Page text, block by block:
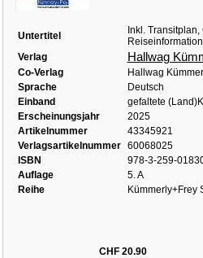
Untertitel
Inkl.
Verlag
Hallwag
Co-Verlag
Hallwag
Sprache
Deutsch
Einband
gefaltete
Erscheinungsjahr
2025
Artikelnummer
43345921
Verlagsartikelnummer
60068025
ISBN
978-3-259-
Auflage
5. A
Reihe
Kümmerly+Frey
CHF 20.90